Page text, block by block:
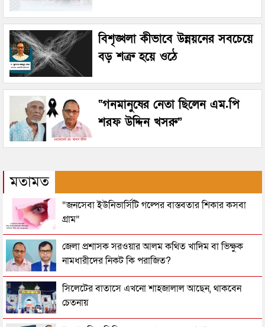
বিশৃঙ্খলা কীভাবে উন্নয়নের সবচেয়ে
বড় শত্রু হয়ে ওঠে
“গনমানুষের নেতা ছিলেন এম.পি
শরফ উদ্দিন খসরু”
মতামত
“জনসেবা ইউনিভার্সিটি গল্পের বাস্তবতার শিকার কসবা
গ্রাম”
জেলা প্রশাসক সরওয়ার আলম কথিত খাদিম বা ভিক্ষুক
নামধারীদের নিকট কি পরাজিত?
সিলেটের বাতাসে এখনো শাহজালাল আছেন, থাকবেন
চেতনায়